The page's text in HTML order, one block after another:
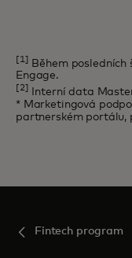
[1]
Během
Engage.
[2]
Interní data
* Marketingová
partnerském portálu,
Fintech program